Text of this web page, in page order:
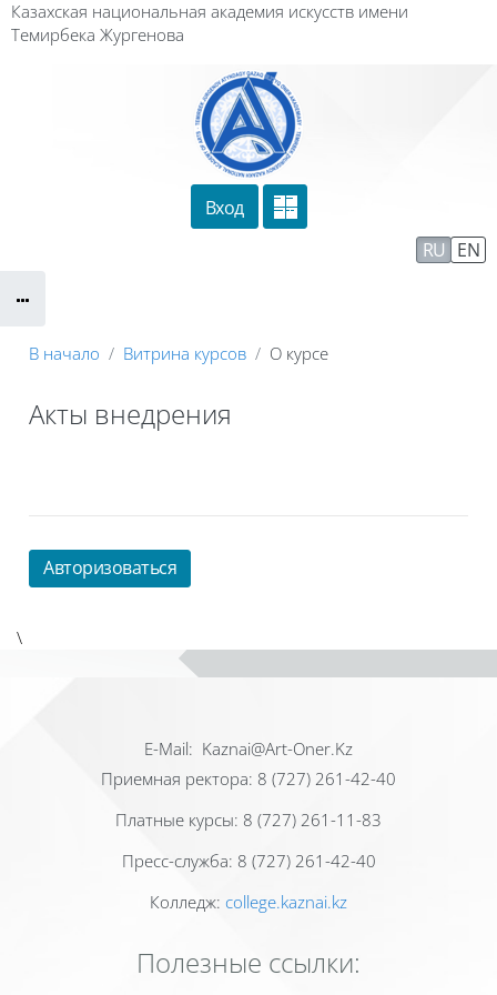
Перейти к основному содержанию
Казахская национальная академия искусств имени
Темирбека Жургенова
Вход
RU EN
В начало Витрина курсов О курсе
Акты внедрения
Авторизоваться
\
Е-Mail: Kaznai@Art-Oner.Kz
Приемная ректора: 8 (727) 261-42-40
Платные курсы: 8 (727) 261-11-83
Пресс-служба: 8 (727) 261-42-40
Колледж: college.kaznai.kz
Полезные ссылки: